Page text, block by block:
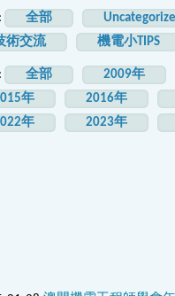
全部
術交流
機電小TIPS
全部
2009年
年
2016年
年
2023年